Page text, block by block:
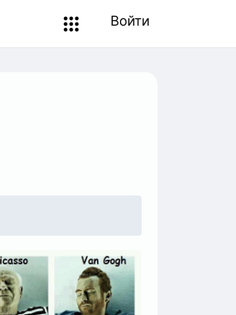
Войти